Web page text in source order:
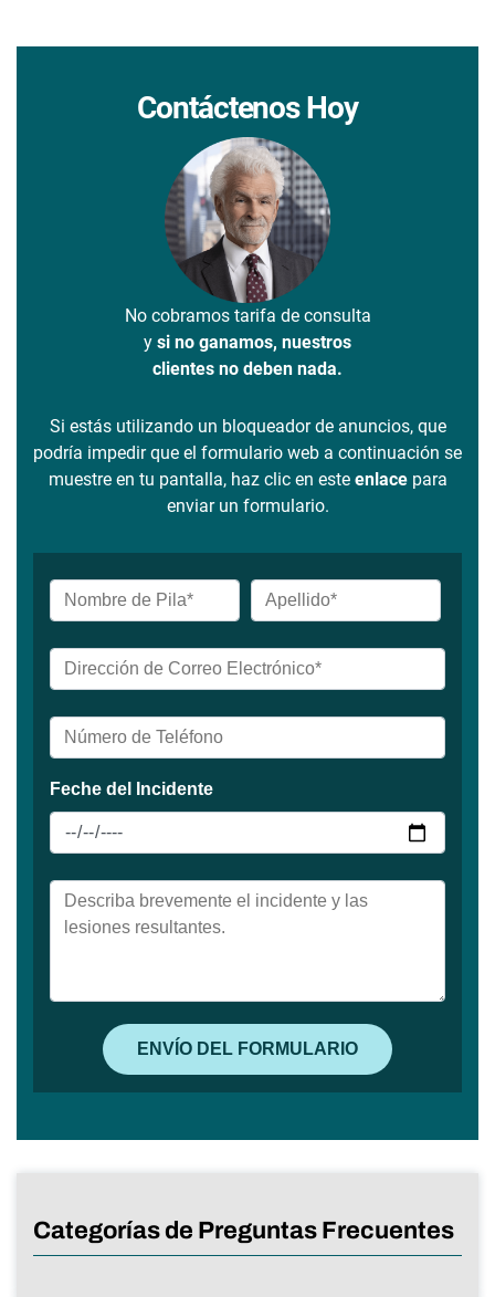
Contáctenos Hoy
No cobramos tarifa de consulta
y si no ganamos, nuestros
clientes no deben nada.
Si estás utilizando un bloqueador de anuncios, que
podría impedir que el formulario web a continuación se
muestre en tu pantalla, haz clic en este enlacepara
enviar un formulario.
Categorías de Preguntas Frecuentes